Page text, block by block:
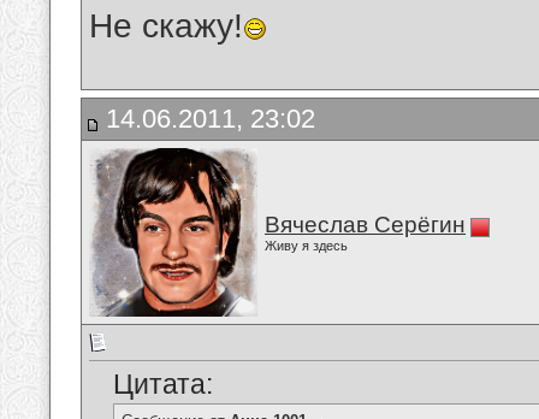
Не скажу!
14.06.2011, 23:02
Вячеслав Серёгин
Живу я здесь
Цитата: